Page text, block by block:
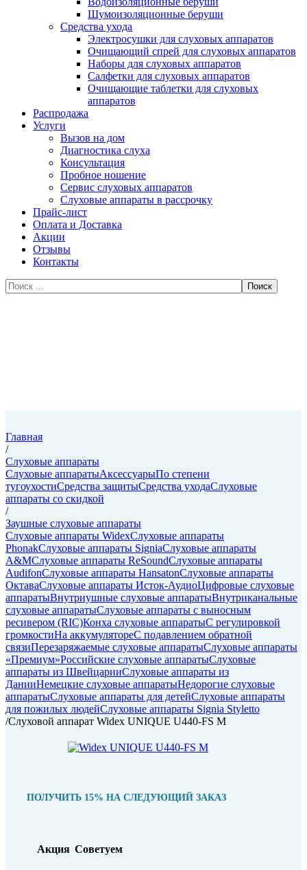
Шумоизоляционные беруши
Средства ухода
Электросушки для слуховых аппаратов
Очищающий спрей для слуховых аппаратов
Наборы для слуховых аппаратов
Салфетки для слуховых аппаратов
Очищающие таблетки для слуховых
аппаратов
Распродажа
Услуги
Вызов на дом
Диагностика слуха
Консультация
Пробное ношение
Сервис слуховых аппаратов
Слуховые аппараты в рассрочку
Прайс-лист
Оплата и Доставка
Акции
Отзывы
Контакты
Главная
/
Слуховые аппараты
Слуховые аппаратыАксессуарыПо степени
тугоухостиСредства защитыСредства уходаСлуховые
аппараты со скидкой
/
Заушные слуховые аппараты
Слуховые аппараты WidexСлуховые аппараты
PhonakСлуховые аппараты SigniaСлуховые аппараты
A&MСлуховые аппараты ReSoundСлуховые аппараты
AudifonСлуховые аппараты HansatonСлуховые аппараты
ОктаваСлуховые аппараты Исток-АудиоЦифровые слуховые
аппаратыВнутриушные слуховые аппаратыВнутриканальные
слуховые аппаратыСлуховые аппараты с выносным
ресивером (RIC)Конха слуховые аппаратыС регулировкой
громкостиНа аккумулятореC подавлением обратной
связиПерезаряжаемые слуховые аппаратыСлуховые аппараты
«Премиум»Российские слуховые аппаратыСлуховые
аппараты из ШвейцарииСлуховые аппараты из
ДанииНемецкие слуховые аппаратыНедорогие слуховые
аппаратыСлуховые аппараты для детейСлуховые аппараты
для пожилых людейСлуховые аппараты Signia Styletto
/Слуховой аппарат Widex UNIQUE U440-FS M
ПОЛУЧИТЬ 15% НА СЛЕДУЮЩИЙ ЗАКАЗ
Акция Советуем